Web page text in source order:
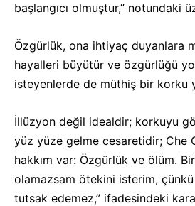
başlangıcı olmuştur,” notundaki
Özgürlük, ona ihtiyaç duyanlara
hayalleri büyütür ve özgürlüğü
isteyenlerde de müthiş bir korku
İllüzyon değil idealdir; korkuyu
yüz yüze gelme cesaretidir; Che
hakkım var: Özgürlük ve ölüm.
olamazsam ötekini isterim, çünkü
tutsak edemez,” ifadesindeki